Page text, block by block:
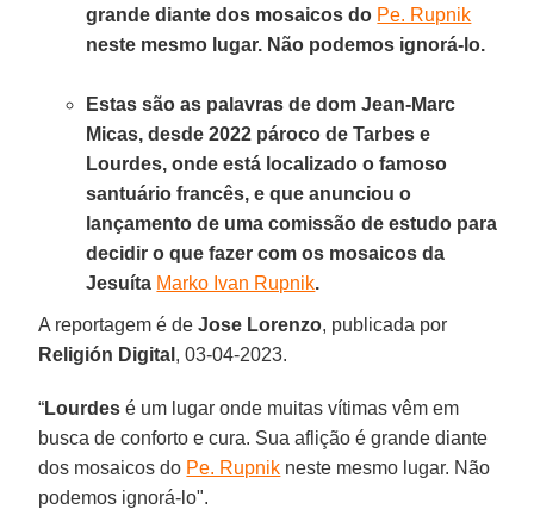
grande diante dos mosaicos do Pe. Rupnik
neste mesmo lugar. Não podemos ignorá-lo.
Estas são as palavras de dom Jean-Marc
Micas, desde 2022 pároco de Tarbes e
Lourdes, onde está localizado o famoso
santuário francês, e que anunciou o
lançamento de uma comissão de estudo para
decidir o que fazer com os mosaicos da
Jesuíta Marko Ivan Rupnik.
A reportagem é deJose Lorenzo, publicada por
Religión Digital , 03-04-2023.
“Lourdes é um lugar onde muitas vítimas vêm em
busca de conforto e cura. Sua aflição é grande diante
dos mosaicos do Pe. Rupnik neste mesmo lugar. Não
podemos ignorá-lo".